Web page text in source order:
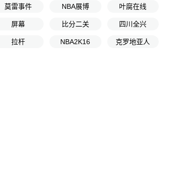
莫雷事件 NBA展博 叶腐在线
屏幕 比分二关 四川全兴
拉杆 NBA2K16 克罗地亚人